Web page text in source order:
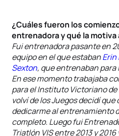
¿Cuáles fueron los
entrenadora y qué la motiva
Fui entrenadora pasante en
equipo en el que estabanErin
Sexton, que entrenaban para
En ese momento trabajaba
para el Instituto Victoriano
volví de los Juegos decidí
dedicarme al entrenamiento
completo. Luego fui
Triatlón VIS entre 2013 y